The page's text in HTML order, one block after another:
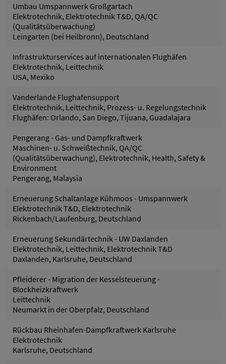
Umbau Umspannwerk Großgartach
Elektrotechnik, Elektrotechnik T&D, QA/QC
(Qualitätsüberwachung)
Leingarten (bei Heilbronn), Deutschland
Infrastrukturservices auf internationalen Flughäfen
Elektrotechnik, Leittechnik
USA, Mexiko
Vanderlande Flughafensupport
Elektrotechnik, Leittechnik, Prozess- u. Regelungstechnik
Flughäfen: Orlando, San Diego, Tijuana, Guadalajara
Pengerang - Gas- und Dampfkraftwerk
Maschinen- u. Schweißtechnik, QA/QC
(Qualitätsüberwachung), Elektrotechnik, Health, Safety &
Environment
Pengerang, Malaysia
Erneuerung Schaltanlage Kühmoos - Umspannwerk
Elektrotechnik T&D, Elektrotechnik
Rickenbach/Laufenburg, Deutschland
Erneuerung Sekundärtechnik - UW Daxlanden
Elektrotechnik, Leittechnik, Elektrotechnik T&D
Daxlanden, Karlsruhe, Deutschland
Pfleiderer - Migration der Kesselsteuerung -
Blockheizkraftwerk
Leittechnik
Neumarkt in der Oberpfalz, Deutschland
Rückbau Rheinhafen-Dampfkraftwerk Karlsruhe
Elektrotechnik
Karlsruhe, Deutschland